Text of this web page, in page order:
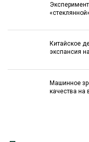
Китайское
экспансия
Машинное
качества на